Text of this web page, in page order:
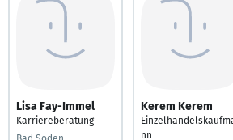
Lisa Fay-Immel
Karriereberatung
Kerem Kerem
nn